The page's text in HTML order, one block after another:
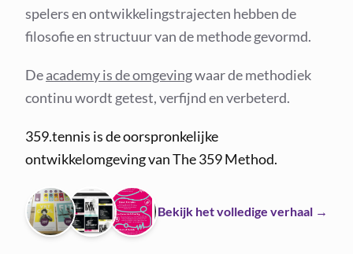
spelers en ontwikkelingstrajecten hebben de
filosofie en structuur van de methode gevormd.
Deacademy is de omgevingwaar de methodiek
continu wordt getest, verfijnd en verbeterd.
359.tennis is de oorspronkelijke
ontwikkelomgeving van The 359 Method.
Bekijk het volledige verhaal →